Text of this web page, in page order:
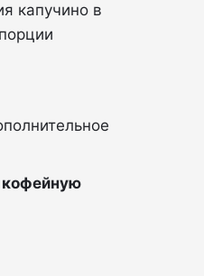
капучино в
кофейную